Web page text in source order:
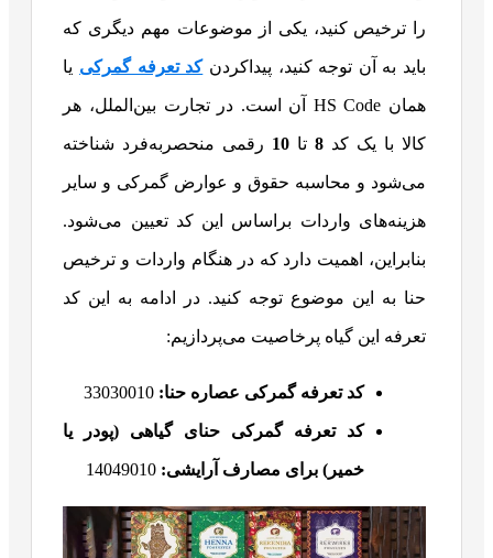
را ترخیص کنید، یکی از موضوعات مهم دیگری که
باید به آن توجه کنید، پیداکردنکد تعرفه گمرکی یا
همان HS Code آن است. در تجارت بین‌الملل، هر
کالا با یک کد 8تا 10 رقمی منحصربه‌فرد شناخته
می‌شود و محاسبه حقوق و عوارض گمرکی و سایر
هزینه‌های واردات براساس این کد تعیین می‌شود.
بنابراین، اهمیت دارد که در هنگام واردات و ترخیص
حنا به این موضوع توجه کنید. در ادامه به این کد
تعرفه این گیاه پرخاصیت می‌پردازیم:
کد تعرفه گمرکی عصاره حنا:
کد تعرفه گمرکی حنای گیاهی (پودر یا
خمیر) برای مصارف آرایشی: